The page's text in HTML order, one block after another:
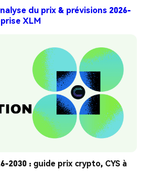
du prix & prévisions 2026-
XLM
2030 : guide prix crypto, CYS à